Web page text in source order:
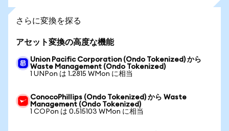
さらに変換を探る
アセット変換の高度な機能
Union Pacific Corporation (Ondo Tokenized) から
Waste Management (Ondo Tokenized)
1 UNPon は 1.2815 WMon に相当
ConocoPhillips (Ondo Tokenized) から Waste
Management (Ondo Tokenized)
1 COPon は 0.515103 WMon に相当